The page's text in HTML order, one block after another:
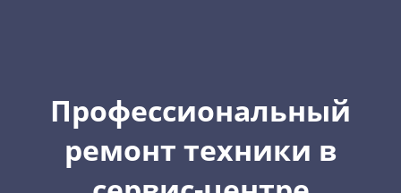
Профессиональный
ремонт техники в